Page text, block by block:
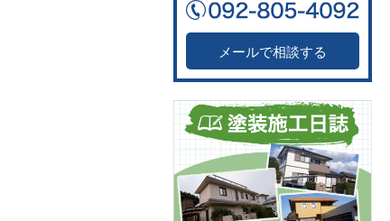
メールで相談する